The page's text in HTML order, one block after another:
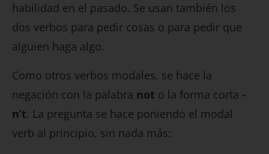
habilidad en el pasado. Se usan también los
dos verbos para pedir cosas o para pedir que
alguien haga algo.
Como otros verbos modales, se hace la
negación con la palabra not o la forma corta -
n’t. La pregunta se hace poniendo el modal
verb al principio, sin nada más: